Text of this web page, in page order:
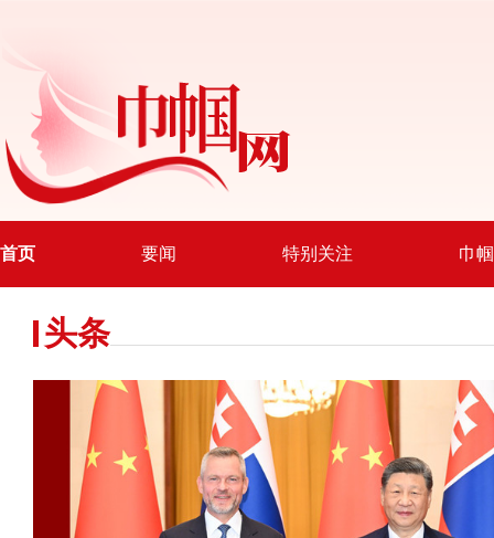
首页 要闻 特别关注 巾
头条